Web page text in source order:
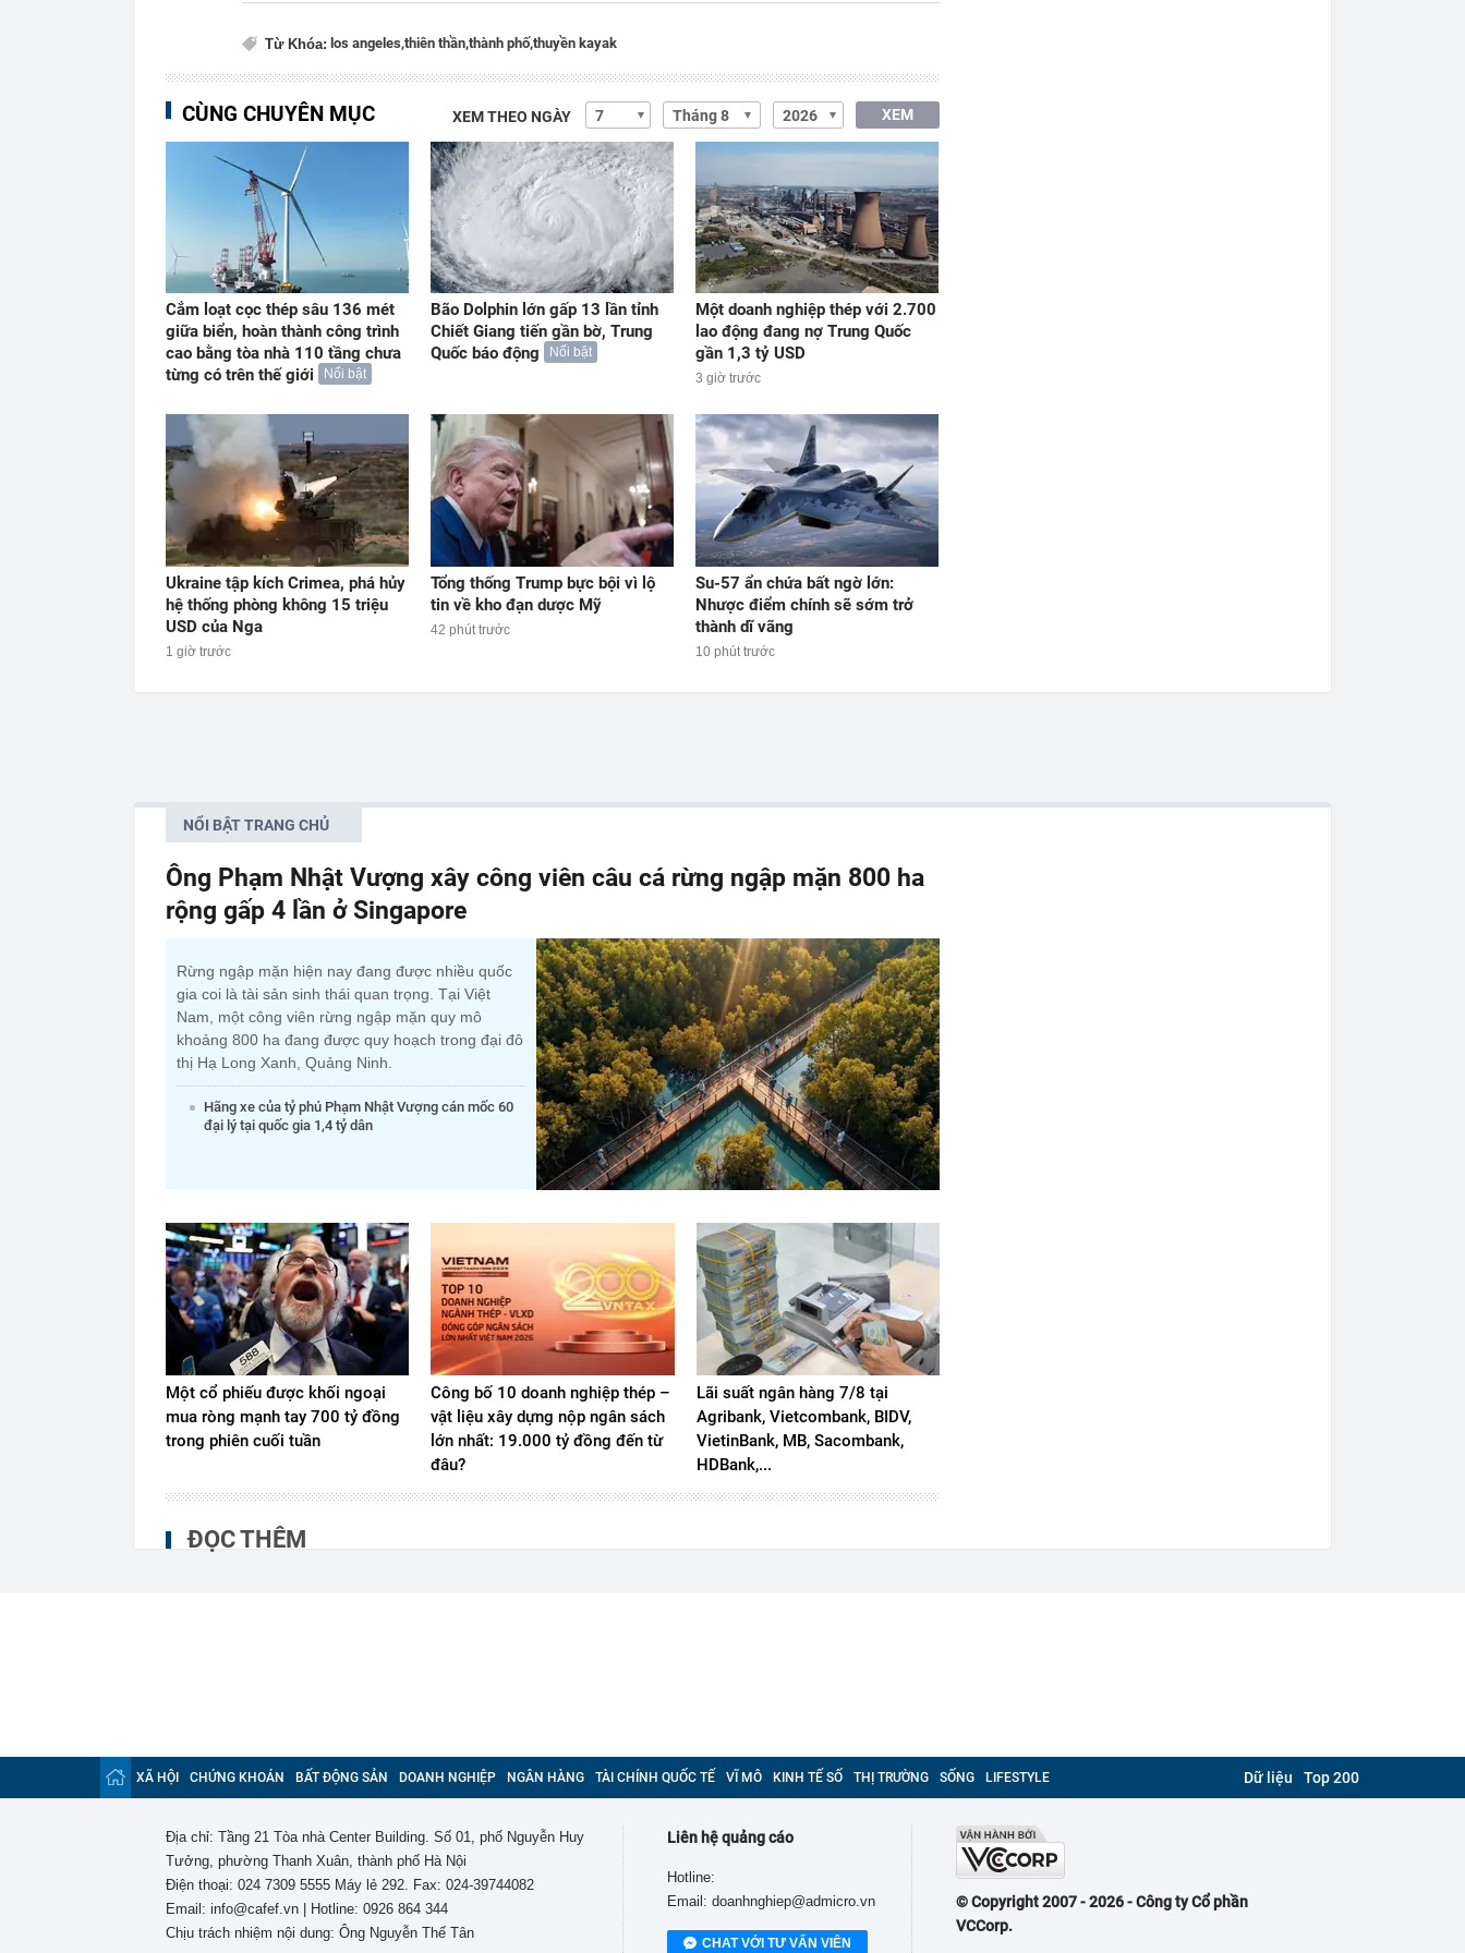
Từ Khóa: los angeles,thiên thần,thành phố,thuyền kayak
CÙNG CHUYÊN MỤC XEM THEO NGÀY XEM
Cắm loạt cọc thép sâu 136 mét
giữa biển, hoàn thành công trình
cao bằng tòa nhà 110 tầng chưa
từng có trên thế giới
Nổi bật
Bão Dolphin lớn gấp 13 lần tỉnh
Chiết Giang tiến gần bờ, Trung
Quốc báo động
Nổi bật
Một doanh nghiệp thép với 2.700
lao động đang nợ Trung Quốc
gần 1,3 tỷ USD
3 giờ trước
Ukraine tập kích Crimea, phá hủy
hệ thống phòng không 15 triệu
USD của Nga
1 giờ trước
Tổng thống Trump bực bội vì lộ
tin về kho đạn dược Mỹ
42 phút trước
Su-57 ẩn chứa bất ngờ lớn:
Nhược điểm chính sẽ sớm trở
thành dĩ vãng
10 phút trước
NỔI BẬT TRANG CHỦ
Ông Phạm Nhật Vượng xây công viên câu cá rừng ngập mặn 800 ha
rộng gấp 4 lần ở Singapore
Rừng ngập mặn hiện nay đang được nhiều quốc
gia coi là tài sản sinh thái quan trọng. Tại Việt
Nam, một công viên rừng ngập mặn quy mô
khoảng 800 ha đang được quy hoạch trong đại đô
thị Hạ Long Xanh, Quảng Ninh.
Hãng xe của tỷ phú Phạm Nhật Vượng cán mốc 60
đại lý tại quốc gia 1,4 tỷ dân
Một cổ phiếu được khối ngoại
mua ròng mạnh tay 700 tỷ đồng
trong phiên cuối tuần
Công bố 10 doanh nghiệp thép –
vật liệu xây dựng nộp ngân sách
lớn nhất: 19.000 tỷ đồng đến từ
đâu?
Lãi suất ngân hàng 7/8 tại
Agribank, Vietcombank, BIDV,
VietinBank, MB, Sacombank,
HDBank,...
ĐỌC THÊM
XÃ HỘI CHỨNG KHOÁN BẤT ĐỘNG SẢN DOANH NGHIỆP NGÂN HÀNG TÀI CHÍNH QUỐC TẾ VĨ MÔ KINH TẾ SỐ THỊ TRƯỜNG SỐNG LIFESTYLE Dữ liệu Top 200
Địa chỉ: Tầng 21 Tòa nhà Center Building. Số 01, phố Nguyễn Huy
Tưởng, phường Thanh Xuân, thành phố Hà Nội
Điện thoại: 024 7309 5555 Máy lẻ 292. Fax: 024-39744082
Email: info@cafef.vn | Hotline: 0926 864 344
Chịu trách nhiệm nội dung: Ông Nguyễn Thế Tân
Liên hệ quảng cáo
Hotline:
Email: doanhnghiep@admicro.vn
CHAT VỚI TƯ VẤN VIÊN
© Copyright 2007 - 2026 - Công ty Cổ phần
VCCorp.